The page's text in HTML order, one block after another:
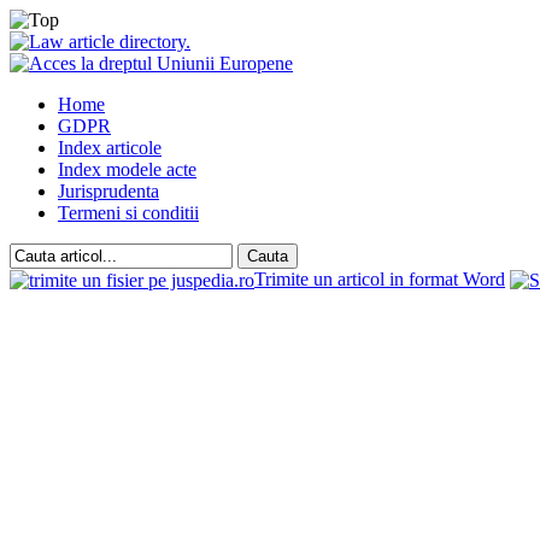
Home
GDPR
Index articole
Index modele acte
Jurisprudenta
Termeni si conditii
Trimite un articol in format Word